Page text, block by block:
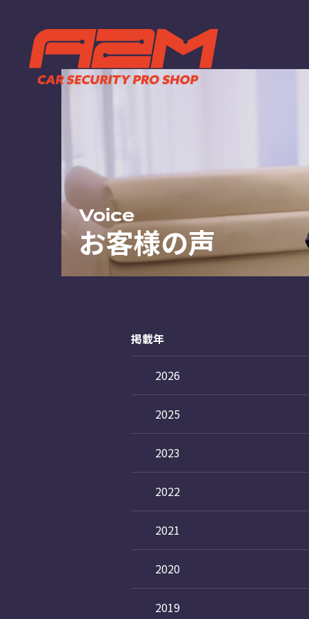
Voice
お客様の声
掲載年
2026
2025
2023
2022
2021
2020
2019
TOP
トップページ
A2Mについ
お客様の声